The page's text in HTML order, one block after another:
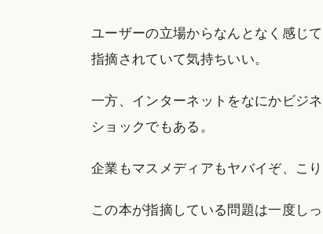
ユーザーの立場からなんとなく感じ
指摘されていて気持ちいい。
一方、インターネットをなにかビジ
ショックでもある。
企業もマスメディアもヤバイぞ、こり
この本が指摘している問題は一度し